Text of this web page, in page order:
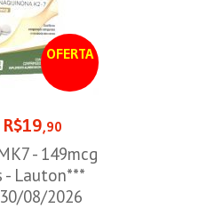
OFERTA
R$19,90
- 149mcg
- Lauton***
08/2026